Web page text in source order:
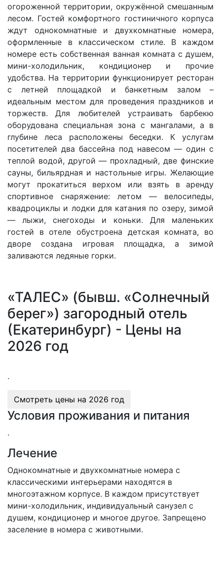
огороженной территории, окружённой смешанным
лесом. Гостей комфортного гостиничного корпуса
ждут однокомнатные и двухкомнатные номера,
оформленные в классическом стиле. В каждом
номере есть собственная ванная комната с душем,
мини-холодильник, кондиционер и прочие
удобства. На территории функционирует ресторан
с летней площадкой и банкетным залом –
идеальным местом для проведения праздников и
торжеств. Для любителей устраивать барбекю
оборудована специальная зона с мангалами, а в
глубине леса расположены беседки. К услугам
посетителей два бассейна под навесом — один с
теплой водой, другой — прохладный, две финские
сауны, бильярдная и настольные игры. Желающие
могут прокатиться верхом или взять в аренду
спортивное снаряжение: летом — велосипеды,
квадроциклы и лодки для катания по озеру, зимой
— лыжи, снегоходы и коньки. Для маленьких
гостей в отеле обустроена детская комната, во
дворе создана игровая площадка, а зимой
заливаются ледяные горки.
«ТАЛЕС» (бывш. «Солнечный
берег») загородный отель
(Екатеринбург) - Цены на
2026 год
.
Смотреть цены на 2026 год
Условия проживания и питания
.
Лечение
Однокомнатные и двухкомнатные номера с
классическими интерьерами находятся в
многоэтажном корпусе. В каждом присутствует
мини-холодильник, индивидуальный санузел с
душем, кондиционер и многое другое. Запрещено
заселение в номера с животными.